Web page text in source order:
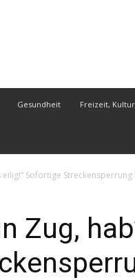
Gesundheit Freizeit,
eilig!“ Sofortige
Zug,